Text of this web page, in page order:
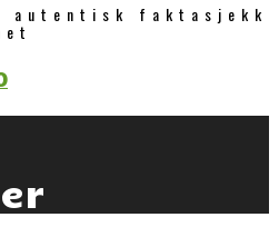
autentisk faktasjekk